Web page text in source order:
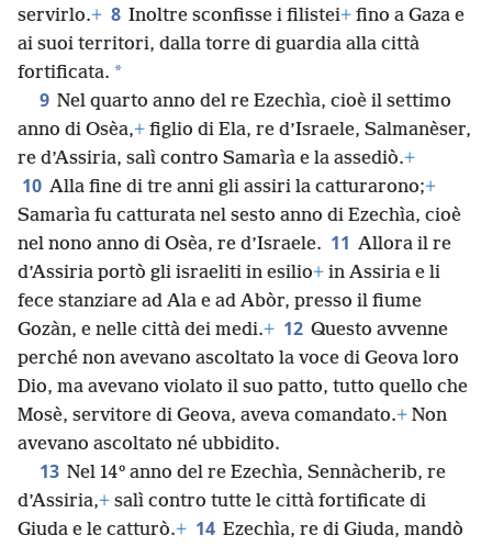
servirlo.+ 8 Inoltre sconfisse i filistei+ fino a Gaza e
ai suoi territori, dalla torre di guardia alla città
fortificata. *
9 Nel quarto anno del re Ezechìa, cioè il settimo
anno di Osèa,+ figlio di Ela, re d’Israele, Salmanèser,
re d’Assiria, salì contro Samarìa e la assediò.+
10 Alla fine di tre anni gli assiri la catturarono;+
Samarìa fu catturata nel sesto anno di Ezechìa, cioè
nel nono anno di Osèa, re d’Israele. 11 Allora il re
d’Assiria portò gli israeliti in esilio+ in Assiria e li
fece stanziare ad Ala e ad Abòr, presso il fiume
Gozàn, e nelle città dei medi.+ 12 Questo avvenne
perché non avevano ascoltato la voce di Geova loro
Dio, ma avevano violato il suo patto, tutto quello che
Mosè, servitore di Geova, aveva comandato.+ Non
avevano ascoltato né ubbidito.
13 Nel 14º anno del re Ezechìa, Sennàcherib, re
d’Assiria,+ salì contro tutte le città fortificate di
Giuda e le catturò.+ 14 Ezechìa, re di Giuda, mandò